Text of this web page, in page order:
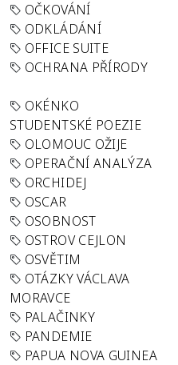
OČKOVÁNÍ
ODKLÁDÁNÍ
OFFICE SUITE
OCHRANA PŘÍRODY
OKÉNKO
STUDENTSKÉ POEZIE
OLOMOUC OŽIJE
OPERAČNÍ ANALÝZA
ORCHIDEJ
OSCAR
OSOBNOST
OSTROV CEJLON
OSVĚTIM
OTÁZKY VÁCLAVA
MORAVCE
PALAČINKY
PANDEMIE
PAPUA NOVA GUINEA